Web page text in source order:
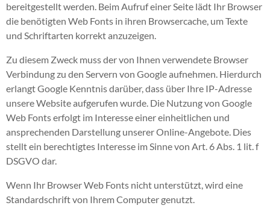
bereitgestellt werden. Beim Aufruf einer Seite lädt Ihr Browser
die benötigten Web Fonts in ihren Browsercache, um Texte
und Schriftarten korrekt anzuzeigen.
Zu diesem Zweck muss der von Ihnen verwendete Browser
Verbindung zu den Servern von Google aufnehmen. Hierdurch
erlangt Google Kenntnis darüber, dass über Ihre IP-Adresse
unsere Website aufgerufen wurde. Die Nutzung von Google
Web Fonts erfolgt im Interesse einer einheitlichen und
ansprechenden Darstellung unserer Online-Angebote. Dies
stellt ein berechtigtes Interesse im Sinne von Art. 6 Abs. 1 lit. f
DSGVO dar.
Wenn Ihr Browser Web Fonts nicht unterstützt, wird eine
Standardschrift von Ihrem Computer genutzt.